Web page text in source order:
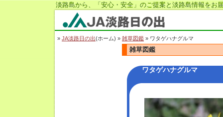
淡路島から、「安心・安全」のご提案と淡路島情報をお
JA淡路日の出
» JA淡路日の出(ホーム) » 雑草図鑑 » ワタゲハナグルマ
雑草図鑑
ワタゲハナグルマ